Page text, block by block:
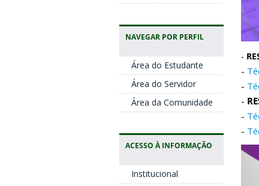
NAVEGAR POR PERFIL
Área do Estudante
Área do Servidor
Área da Comunidade
ACESSO À INFORMAÇÃO
Institucional
-
-
-
-
-
-